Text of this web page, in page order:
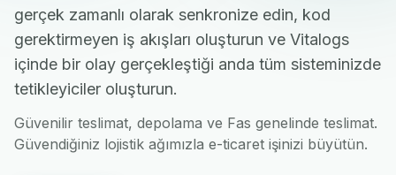
gerçek zamanlı olarak senkronize edin, kod
gerektirmeyen iş akışları oluşturun ve Vitalogs
içinde bir olay gerçekleştiği anda tüm sisteminizde
tetikleyiciler oluşturun.
Güvenilir teslimat, depolama ve Fas genelinde teslimat.
Güvendiğiniz lojistik ağımızla e-ticaret işinizi büyütün.